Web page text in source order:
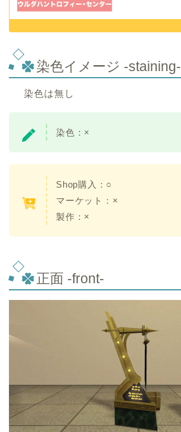
染色イメージ -staining-
染色は無し
染色：×
Shop購入：○
マーケット：×
製作：×
正面 -front-